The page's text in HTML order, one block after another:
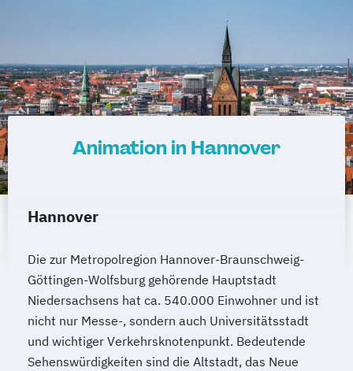
Animation in Hannover
Hannover
Die zur Metropolregion Hannover-Braunschweig-
Göttingen-Wolfsburg gehörende Hauptstadt
Niedersachsens hat ca. 540.000 Einwohner und ist
nicht nur Messe-, sondern auch Universitätsstadt
und wichtiger Verkehrsknotenpunkt. Bedeutende
Sehenswürdigkeiten sind die Altstadt, das Neue